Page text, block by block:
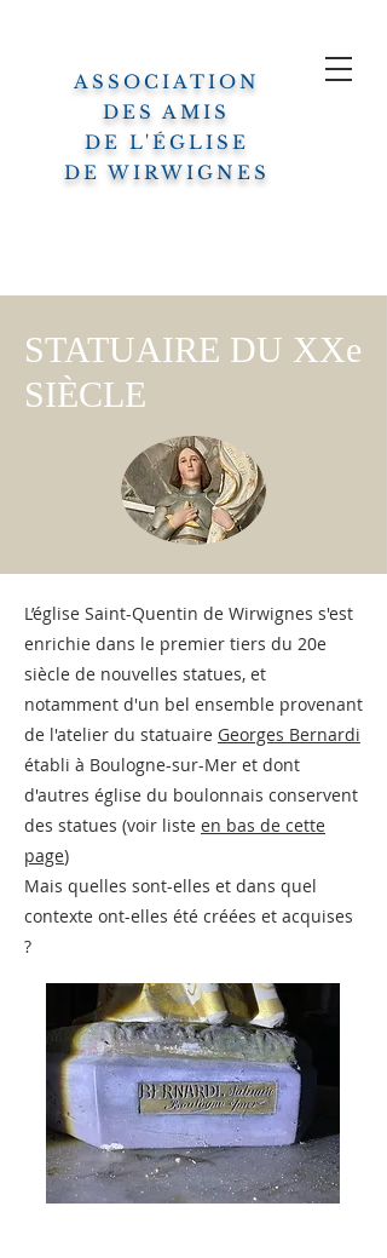
ASSOCIATION
DES AMIS
DE L'ÉGLISE
DE WIRWIGNES
STATUAIRE DU XXe
SIÈCLE
L’église Saint-Quentin de Wirwignes s'est
enrichie dans le premier tiers du 20e
siècle de nouvelles statues, et
notamment d'un bel ensemble provenant
de l'atelier du statuaire Georges Bernardi
établi à Boulogne-sur-Mer et dont
d'autres église du boulonnais conservent
des statues (voir liste en bas de cette
page)
Mais quelles sont-elles et dans quel
contexte ont-elles été créées et acquises
?